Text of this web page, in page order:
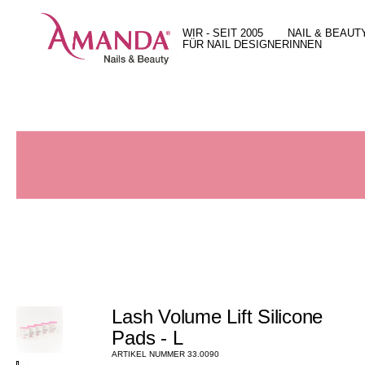
WIR - SEIT 2005 NAIL &
FÜR NAIL DESIGNERINNEN
Lash Volume Lift Silicone
Pads - L
ARTIKEL NUMMER 33.0090